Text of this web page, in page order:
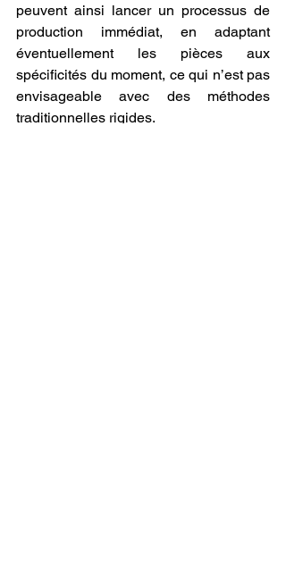
peuvent ainsi lancer un processus de
production immédiat, en adaptant
éventuellement les pièces aux
spécificités du moment, ce qui n’est pas
envisageable avec des méthodes
traditionnelles rigides.